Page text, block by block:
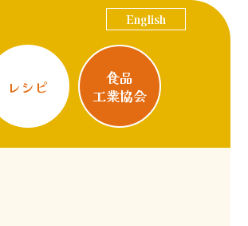
English
レシピ
食品
工業協会